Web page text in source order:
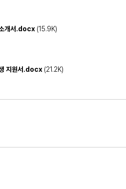
개서.docx (15.9K)
지원서.docx (21.2K)